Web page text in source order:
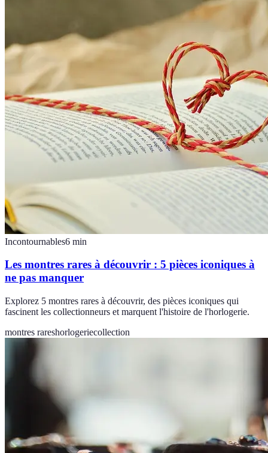
Incontournables6 min
Les montres rares à découvrir : 5 pièces iconiques à
ne pas manquer
Explorez 5 montres rares à découvrir, des pièces iconiques qui
fascinent les collectionneurs et marquent l'histoire de l'horlogerie.
montres rareshorlogeriecollection